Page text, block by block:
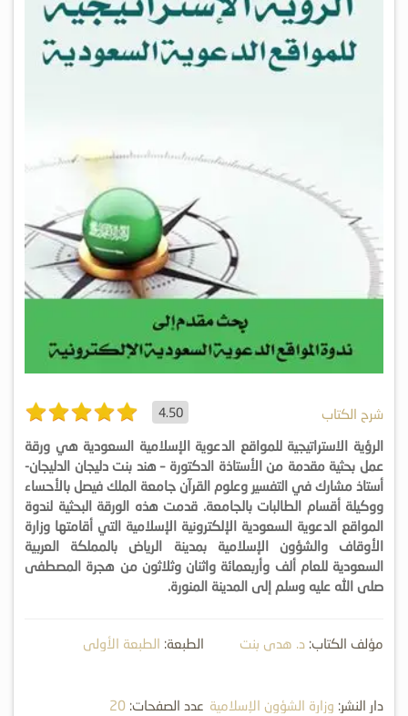
شرح الكتاب 4.50
الرؤية الاستراتيجية للمواقع الدعوية الإسلامية السعودية هي ورقة
عمل بحثية مقدمة من الأستاذة الدكتورة – هند بنت دليجان الدليجان-
أستاذ مشارك في التفسير وعلوم القرآن جامعة الملك فيصل بالأحساء
ووكيلة أقسام الطالبات بالجامعة. قدمت هذه الورقة البحثية لندوة
المواقع الدعوية السعودية الإلكترونية الإسلامية التي أقامتها وزارة
الأوقاف والشؤون الإسلامية بمدينة الرياض بالمملكة العربية
السعودية للعام ألف وأربعمائة واثنان وثلاثون من هجرة المصطفى
صلى الله عليه وسلم إلى المدينة المنورة.
مؤلف الكتاب: د. هدى بنت
الطبعة: الطبعة الأولى
دار النشر: وزارة الشؤون الإسلامية عدد الصفحات:20